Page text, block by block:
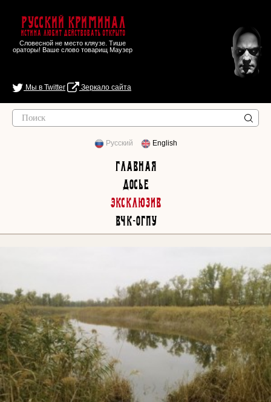
Русский Криминал
Истина любит действовать открыто
Словесной не место кляузе. Тише
ораторы! Ваше слово товарищ Маузер
Мы в Twitter Зеркало сайта
Русский English
Главная
Досье
Эксклюзив
ВЧК-ОГПУ